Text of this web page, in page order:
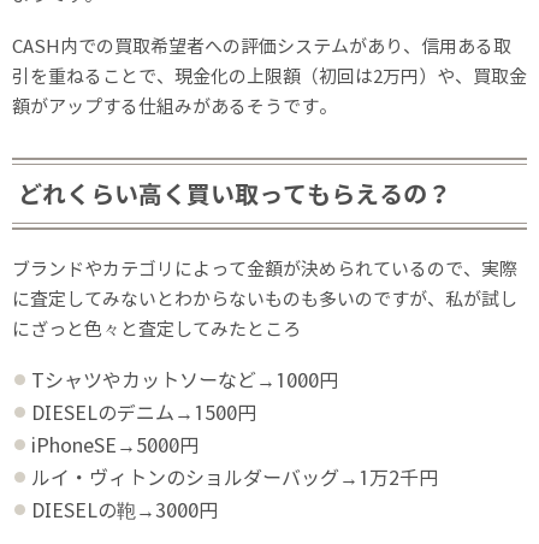
CASH内での買取希望者への評価システムがあり、信用ある取
引を重ねることで、現金化の上限額（初回は2万円）や、買取金
額がアップする仕組みがあるそうです。
どれくらい高く買い取ってもらえるの？
ブランドやカテゴリによって金額が決められているので、実際
に査定してみないとわからないものも多いのですが、私が試し
にざっと色々と査定してみたところ
Tシャツやカットソーなど→1000円
DIESELのデニム→1500円
iPhoneSE→5000円
ルイ・ヴィトンのショルダーバッグ→1万2千円
DIESELの鞄→3000円